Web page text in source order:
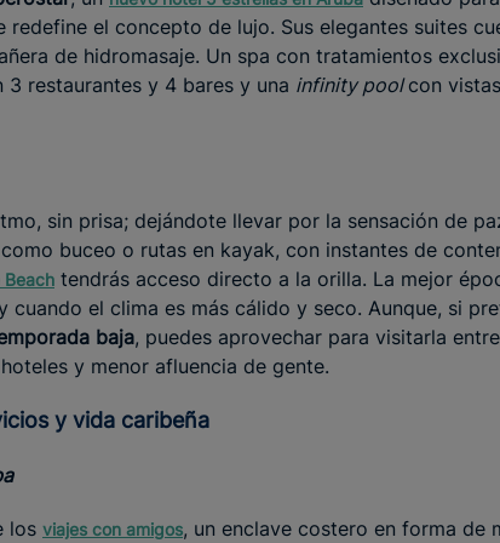
redefine el concepto de lujo. Sus elegantes suites
de hidromasaje. Un spa con tratamientos
restaurantes y 4 bares y una infinity poolcon
sin prisa; dejándote llevar por la sensación de
buceo o rutas en kayak, con instantes de
Beach tendrás acceso directo a la orilla. La mejor
cuando el clima es más cálido y seco. Aunque, si
baja, puedes aprovechar para visitarla
y menor afluencia de gente.
y vida caribeña
los viajes con amigos, un enclave costero en forma de